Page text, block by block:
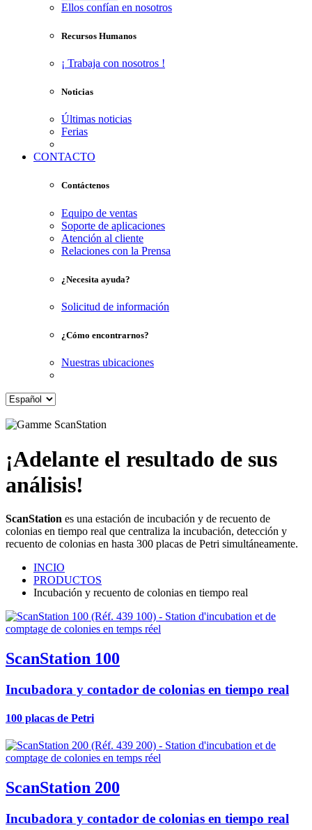
Ellos confían en nosotros
Recursos Humanos
¡ Trabaja con nosotros !
Noticias
Últimas noticias
Ferias
CONTACTO
Contáctenos
Equipo de ventas
Soporte de aplicaciones
Atención al cliente
Relaciones con la Prensa
¿Necesita ayuda?
Solicitud de información
¿Cómo encontrarnos?
Nuestras ubicaciones
¡Adelante el resultado de sus
análisis!
ScanStation es una estación de incubación y de recuento de
colonias en tiempo real que centraliza la incubación, detección y
recuento de colonias en hasta 300 placas de Petri simultáneamente.
INCIO
PRODUCTOS
Incubación y recuento de colonias en tiempo real
ScanStation 100
Incubadora y contador de colonias en tiempo real
100 placas de Petri
ScanStation 200
Incubadora y contador de colonias en tiempo real